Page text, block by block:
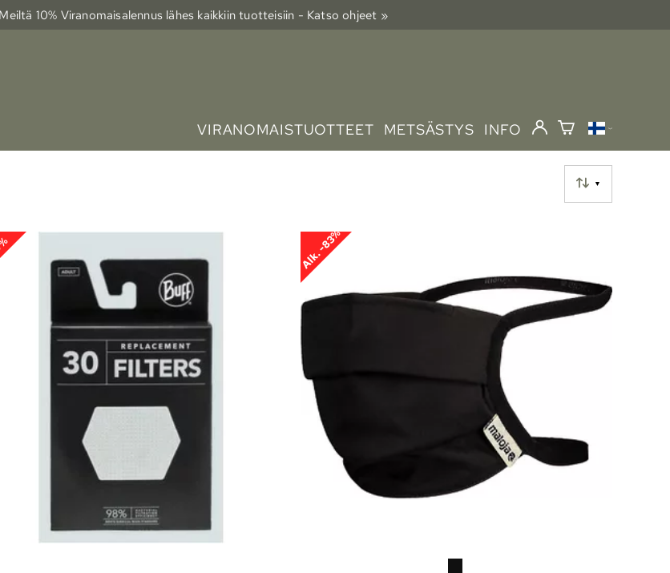
10% Viranomais­alennus lähes kaikkiin tuotteisiin - Katso ohjeet »
VIRANOMAISTUOTTEET METSÄSTYS INFO
▼
Alk. -83%